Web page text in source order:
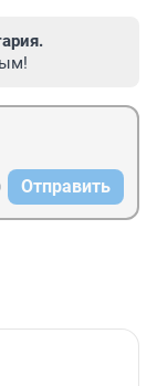
Отправить